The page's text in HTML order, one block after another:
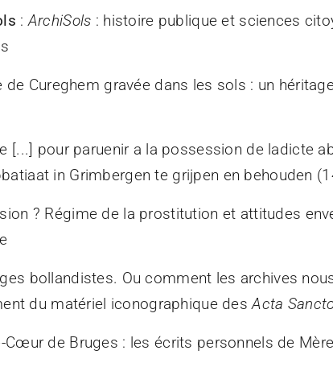
:ArchiSols : histoire publique et sciences
de Cureghem gravée dans les sols : un
[...] pour paruenir a la possession de ladicte
in Grimbergen te grijpen en behouden
? Régime de la prostitution et attitudes
bollandistes. Ou comment les archives
du matériel iconographique desActa
Cœur de Bruges : les écrits personnels de